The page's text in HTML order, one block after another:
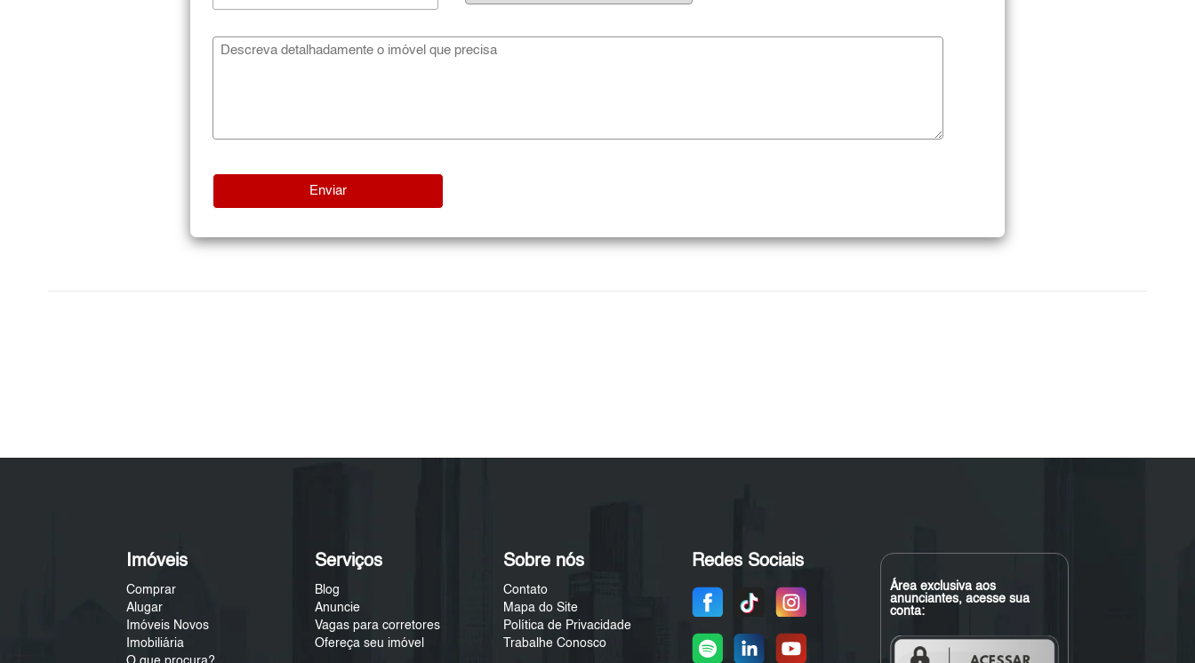
Imóveis
Comprar
Alugar
Imóveis Novos
Imobiliária
Serviços
Blog
Anuncie
Vagas para corretores
Ofereça seu imóvel
Sobre nós
Contato
Mapa do Site
Política de Privacidade
Trabalhe Conosco
Redes Sociais
Área exclusiva aos
anunciantes, acesse sua
conta: